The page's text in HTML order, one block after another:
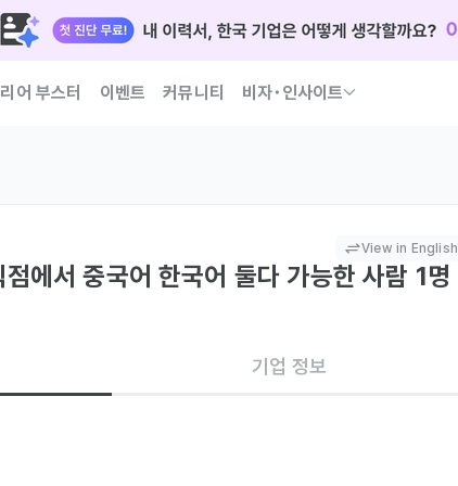
어 부스터 이벤트 커뮤니티 비자･인사이트
View in English
에서 중국어 한국어 둘다 가능한 사람 1명
기업 정보